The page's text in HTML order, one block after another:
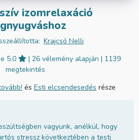
izomrelaxáció
Krajcsó Nelli
5.0
| 26 vélemény alapján | 1139
megtekintés
és Esti elcsendesedés része
vagyunk, anélkül, hogy
stressz következtében a testi